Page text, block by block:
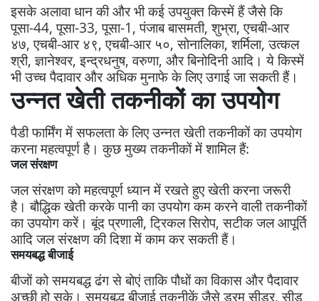
इसके अलावा धान की और भी कई उपयुक्त किस्में हैं जैसे कि
पूसा-44, पूसा-33, पूसा-1, पंजाब बासमती, शुभ्रा, एचबी-आर
४७, एचबी-आर ४९, एचबी-आर ५०, सोनालिका, शर्मिला, उत्कल
श्री, ज्ञानेश्वर, इन्द्रधनुष, वरुणा, और बिनोदिनी आदि। ये किस्में
भी उच्च पैदावार और अधिक मुनाफे के लिए उगाई जा सकती हैं।
उन्नत खेती तकनीकों का उपयोग
पैडी फार्मिंग में सफलता के लिए उन्नत खेती तकनीकों का उपयोग
करना महत्वपूर्ण है। कुछ मुख्य तकनीकों में शामिल हैं:
जल संरक्षण
जल संरक्षण को महत्वपूर्ण ध्यान में रखते हुए खेती करना जरूरी
है। बौद्धिक खेती करके पानी का उपयोग कम करने वाली तकनीकों
का उपयोग करें। बूंद प्रणाली, ट्रिकल सिरोप, सटीक जल आपूर्ति
आदि जल संरक्षण की दिशा में काम कर सकती हैं।
समयबद्ध बीजाई
बीजों को समयबद्ध ढंग से बोएं ताकि पौधों का विकास और पैदावार
अच्छी हो सके। समयबद्ध बीजाई तकनीकें जैसे ड्रम सीडर, सीड